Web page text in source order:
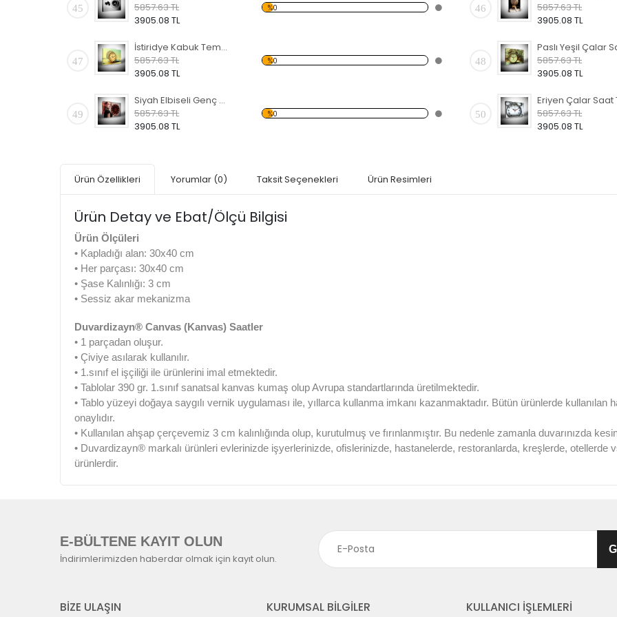
45
5857.63 TL
3905.08 TL
%0 46
5857.63 TL
3905.08 TL
47
İstiridye Kabuk Temalı Kanvas Saat
5857.63 TL
3905.08 TL
%0 48
5857.63 TL
3905.08 TL
49
Siyah Elbiseli Genç Kız Temalı Kanvas Saat
5857.63 TL
3905.08 TL
%0 50
5857.63 TL
3905.08 TL
Ürün Özellikleri Yorumlar (0) Taksit Seçenekleri Ürün Resimleri
Ürün Detay ve Ebat/Ölçü Bilgisi
Ürün Ölçüleri
• Kapladığı alan: 30x40 cm
• Her parçası: 30x40 cm
• Şase Kalınlığı: 3 cm
• Sessiz akar mekanizma
Duvardizayn® Canvas (Kanvas) Saatler
• 1 parçadan oluşur.
• Çiviye asılarak kullanılır.
• 1.sınıf el işçiliği ile ürünlerini imal etmektedir.
• Tablolar 390 gr. 1.sınıf sanatsal kanvas kumaş olup Avrupa standartlarında üretilmektedir.
• Tablo yüzeyi doğaya saygılı vernik uygulaması ile, yıllarca kullanma imkanı kazanmaktadır. Bütün ürünlerde kullanılan
onaylıdır.
• Kullanılan ahşap çerçevemiz 3 cm kalınlığında olup, kurutulmuş ve fırınlanmıştır. Bu nedenle zamanla duvarınızda
• Duvardizayn® markalı ürünleri evlerinizde işyerlerinizde, ofislerinizde, hastanelerde, restoranlarda, kreşlerde, otellerde
ürünlerdir.
E-BÜLTENE KAYIT OLUN
İndirimlerimizden haberdar olmak için kayıt olun.
BİZE ULAŞIN KURUMSAL BİLGİLER KULLANICI İŞLEMLERİ